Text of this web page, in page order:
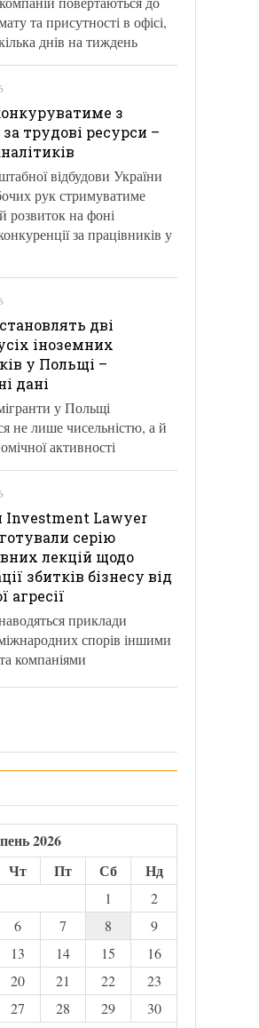
та присутності в офісі,
днів на тиждень
з
трудові ресурси –
відбудови України
рук стримуватиме
розвиток на фоні
за працівників у
дві
іноземних
у Польщі –
дані
у Польщі
не лише чисельністю, а й
активності
Investment Lawyer
серію
лекцій щодо
збитків бізнесу від
агресії
приклади
спорів іншими
компаніями
2026
Чт Пт Сб Нд
1
2
6 7 8
9
13 14 15
16
20 21 22
23
27 28 29
30